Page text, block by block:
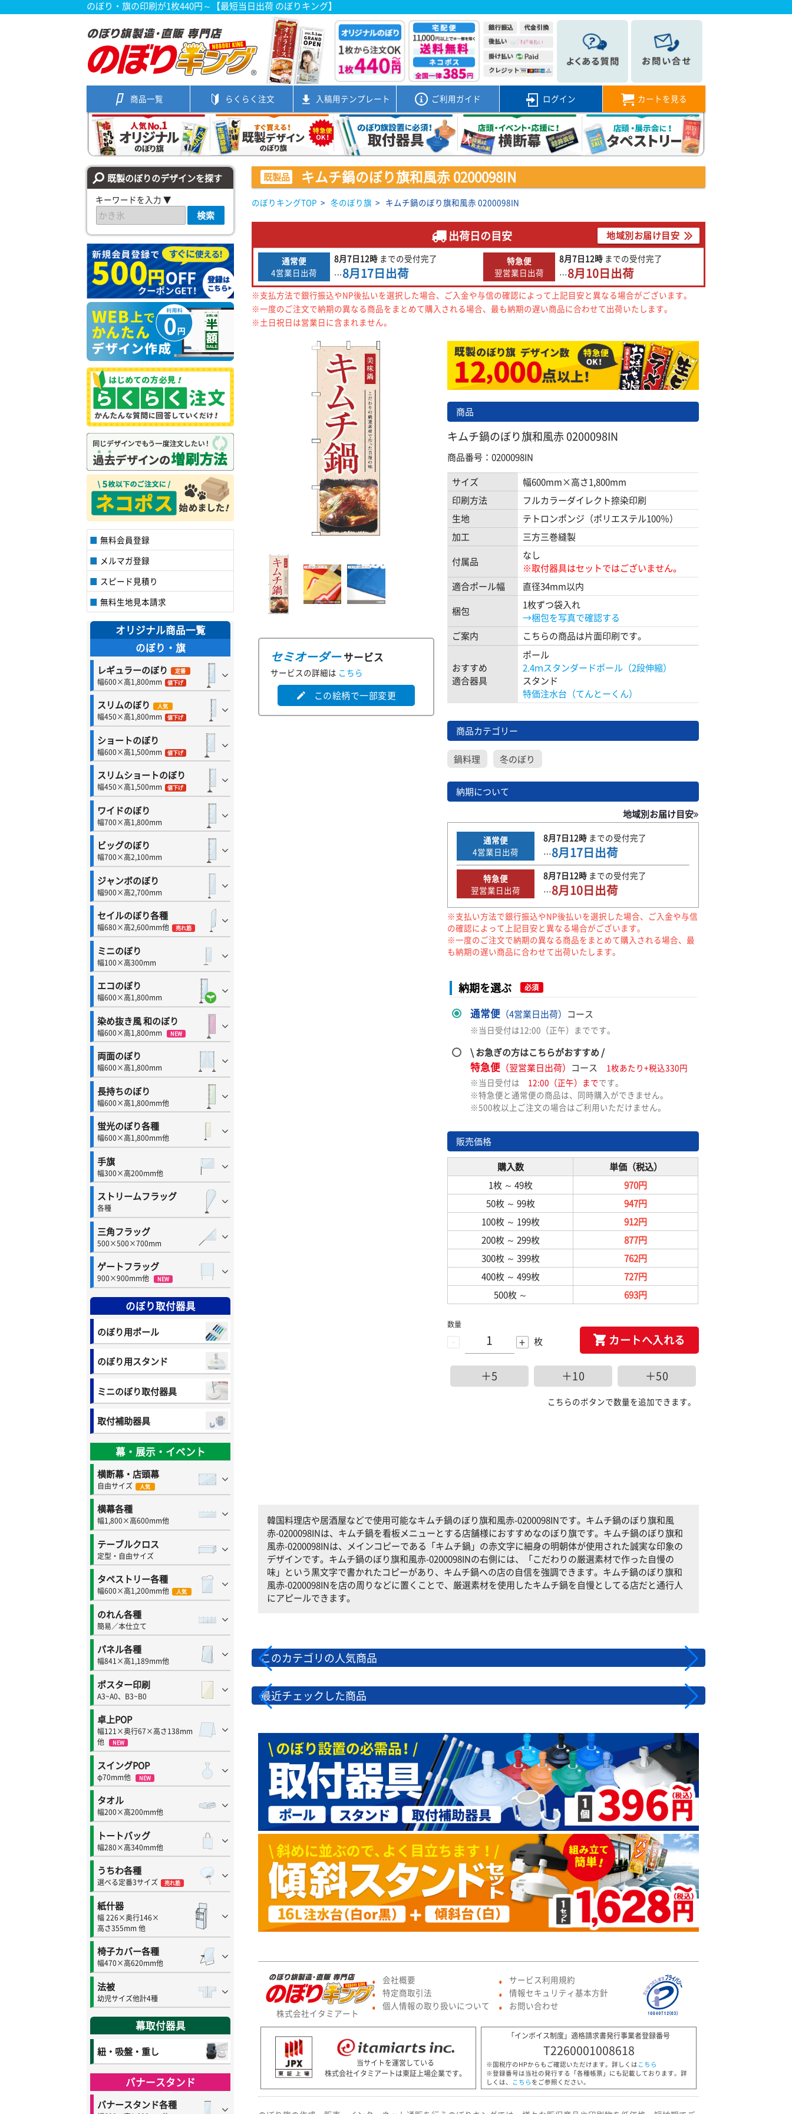
のぼり・旗の印刷が1枚440円～【最短当日出荷 のぼりキング】
商品一覧 らくらく注文 入稿用テンプレート ご利用ガイド ログイン カートを見る
既製のぼりのデザインを探す
キーワードを入力 ▼
検索
無料会員登録
メルマガ登録
スピード見積り
無料生地見本請求
オリジナル商品一覧
のぼり・旗
レギュラーのぼり 定番
幅600×高1,800mm 値下げ
スリムのぼり 人気
幅450×高1,800mm 値下げ
ショートのぼり
幅600×高1,500mm 値下げ
スリムショートのぼり
幅450×高1,500mm 値下げ
ワイドのぼり
幅700×高1,800mm
ビッグのぼり
幅700×高2,100mm
ジャンボのぼり
幅900×高2,700mm
セイルのぼり各種
幅680×高2,600mm他 売れ筋
ミニのぼり
幅100×高300mm
エコのぼり
幅600×高1,800mm
染め抜き風 和のぼり
幅600×高1,800mm NEW
両面のぼり
幅600×高1,800mm
長持ちのぼり
幅600×高1,800mm他
蛍光のぼり各種
幅600×高1,800mm他
手旗
幅300×高200mm他
ストリームフラッグ
各種
三角フラッグ
500×500×700mm
ゲートフラッグ
900×900mm他 NEW
のぼり取付器具
のぼり用ポール
のぼり用スタンド
ミニのぼり取付器具
取付補助器具
幕・展示・イベント
横断幕・店頭幕
自由サイズ 人気
横幕各種
幅1,800×高600mm他
テーブルクロス
定型・自由サイズ
タペストリー各種
幅600×高1,200mm他 人気
のれん各種
簡易／本仕立て
パネル各種
幅841×高1,189mm他
ポスター印刷
A3~A0、B3~B0
卓上POP
幅121×奥行67×高さ138mm
他
NEW
スイングPOP
φ70mm他 NEW
タオル
幅200×高200mm他
トートバッグ
幅280×高340mm他
うちわ各種
選べる定番3サイズ 売れ筋
紙什器
幅 226×奥行146×
高さ355mm 他
椅子カバー各種
幅470×高620mm他
法被
幼児サイズ他計4種
幕取付器具
紐・吸盤・重し
バナースタンド
バナースタンド各種
既製品 キムチ鍋のぼり旗和風赤 0200098IN
のぼりキングTOP > 冬のぼり旗 > キムチ鍋のぼり旗和風赤 0200098IN
出荷日の目安 地域別お届け目安
通常便
4営業日出荷
8月7日12時 までの受付完了
…8月17日出荷
特急便
翌営業日出荷
8月7日12時 までの受付完了
…8月10日出荷
※支払方法で銀行振込やNP後払いを選択した場合、ご入金や与信の確認によって上記目安と異なる場合がございます。
※一度のご注文で納期の異なる商品をまとめて購入される場合、最も納期の遅い商品に合わせて出荷いたします。
※土日祝日は営業日に含まれません。
セミオーダーサービス
サービスの詳細は こちら
edit この絵柄で一部変更
商品
キムチ鍋のぼり旗和風赤 0200098IN
商品番号：0200098IN
サイズ
幅600mm×高さ1,800mm
印刷方法
フルカラーダイレクト捺染印刷
生地
テトロンポンジ（ポリエステル100％）
加工
三方三巻縫製
付属品
なし
※取付器具はセットではございません。
適合ポール幅
直径34mm以内
梱包
1枚ずつ袋入れ
→梱包を写真で確認する
ご案内
こちらの商品は片面印刷です。
おすすめ
適合器具
ポール
2.4ｍスタンダードポール（2段伸縮）
スタンド
特価注水台（てんとーくん）
商品カテゴリー
鍋料理 冬のぼり
納期について
地域別お届け目安
通常便
4営業日出荷
8月7日12時までの受付完了
…8月17日出荷
特急便
翌営業日出荷
8月7日12時までの受付完了
…8月10日出荷
※支払い方法で銀行振込やNP後払いを選択した場合、ご入金や与信
の確認によって上記目安と異なる場合がございます。
※一度のご注文で納期の異なる商品をまとめて購入される場合、最
も納期の遅い商品に合わせて出荷いたします。
納期を選ぶ 必須
通常便（4営業日出荷） コース
※当日受付は12:00（正午）までです。
\ お急ぎの方はこちらがおすすめ /
特急便（翌営業日出荷） コース
1枚あたり+税込330円
※当日受付は 12:00（正午）までです。
※特急便と通常便の商品は、同時購入ができません。
※500枚以上ご注文の場合はご利用いただけません。
販売価格
購入数
単価（税込）
1枚 ～ 49枚
970円
50枚 ～ 99枚
947円
100枚 ～ 199枚
912円
200枚 ～ 299枚
877円
300枚 ～ 399枚
762円
400枚 ～ 499枚
727円
500枚 ～ 693円
-
数量
+ 枚 カートへ入れる
＋5 ＋10 ＋50
こちらのボタンで数量を追加できます。
韓国料理店や居酒屋などで使用可能なキムチ鍋のぼり旗和風赤-0200098INです。キムチ鍋のぼり旗和風
赤-0200098INは、キムチ鍋を看板メニューとする店舗様におすすめなのぼり旗です。キムチ鍋のぼり旗和
風赤-0200098INは、メインコピーである「キムチ鍋」の赤文字に細身の明朝体が使用された誠実な印象の
デザインです。キムチ鍋のぼり旗和風赤-0200098INの右側には、「こだわりの厳選素材で作った自慢の
味」という黒文字で書かれたコピーがあり、キムチ鍋への店の自信を強調できます。キムチ鍋のぼり旗和
風赤-0200098INを店の周りなどに置くことで、厳選素材を使用したキムチ鍋を自慢としてる店だと通行人
にアピールできます。
このカテゴリの人気商品
最近チェックした商品
株式会社イタミアート
● 会社概要
● 特定商取引法
● 個人情報の取り扱いについて
● サービス利用規約
● 情報セキュリティ基本方針
● お問い合わせ
当サイトを運営している
株式会社イタミアートは東証上場企業です。
「インボイス制度」適格請求書発行事業者登録番号
T2260001008618
※国税庁のHPからもご確認いただけます。詳しくは こちら
※登録番号は当社の発行する「各種帳票」にも記載しております。詳
しくは、
こちら をご参照ください。